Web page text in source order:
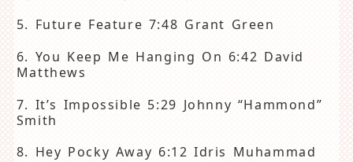
5. Future Feature 7:48 Grant Green
6. You Keep Me Hanging On 6:42 David
Matthews
7. It’s Impossible 5:29 Johnny “Hammond”
Smith
8. Hey Pocky Away 6:12 Idris Muhammad